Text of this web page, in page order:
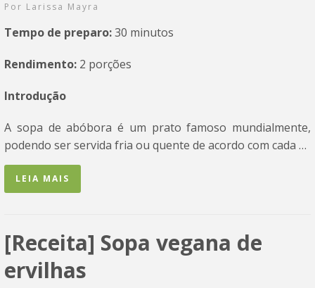
Por Larissa Mayra
Tempo de preparo:30 minutos
Rendimento: 2 porções
Introdução
A sopa de abóbora é um prato famoso mundialmente,
podendo ser servida fria ou quente de acordo com cada …
LEIA MAIS
[Receita] Sopa vegana de
ervilhas